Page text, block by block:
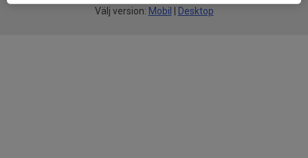
Välj version: Mobil Desktop